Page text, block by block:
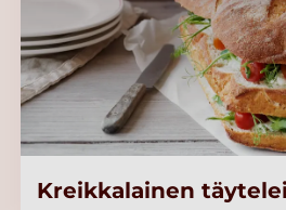
Kreikkalainen